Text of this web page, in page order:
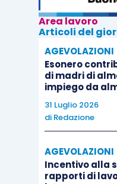
Area lavoro
Articoli del
AGEVOLAZIONI
Esonero
di madri di
impiego da
31 Luglio 2026
di Redazione
AGEVOLAZIONI
Incentivo alla
rapporti di